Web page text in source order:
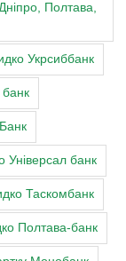
Полтава,
Укрсиббанк
банк
Універсал банк
Таскомбанк
Полтава-банк